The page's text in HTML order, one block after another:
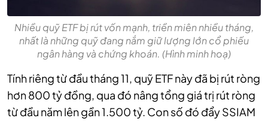
Nhiều quỹ ETF bị rút vốn mạnh, triền miên nhiều tháng,
nhất là những quỹ đang nắm giữ lượng lớn cổ phiếu
ngân hàng và chứng khoán. (Hình minh hoạ)
Tính riêng từ đầu tháng 11, quỹ ETF này đã bị rút ròng
hơn 800 tỷ đồng, qua đó nâng tổng giá trị rút ròng
từ đầu năm lên gần 1.500 tỷ. Con số đó đẩy SSIAM